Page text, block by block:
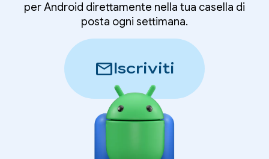
per Android direttamente nella tua casella di
posta ogni settimana.
mailIscriviti